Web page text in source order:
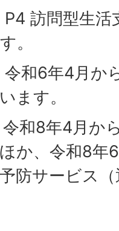
訪問型生活
。
和6年4月か
ます。
和8年4月か
か、令和8年
防サービス